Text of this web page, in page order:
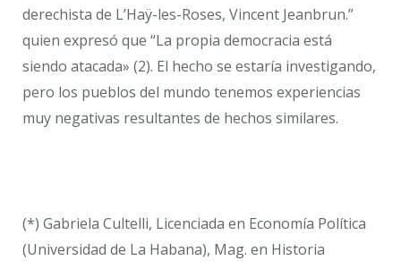
derechista de L’Haÿ-les-Roses, Vincent Jeanbrun.”
quien expresó que “La propia democracia está
siendo atacada» (2). El hecho se estaría investigando,
pero los pueblos del mundo tenemos experiencias
muy negativas resultantes de hechos similares.
(*) Gabriela Cultelli, Licenciada en Economía Política
(Universidad de La Habana), Mag. en Historia